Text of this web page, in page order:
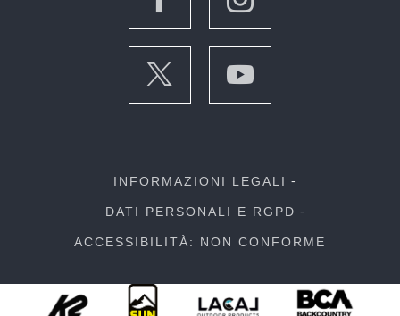
INFORMAZIONI LEGALI
DATI PERSONALI E RGPD
ACCESSIBILITÀ: NON CONFORME